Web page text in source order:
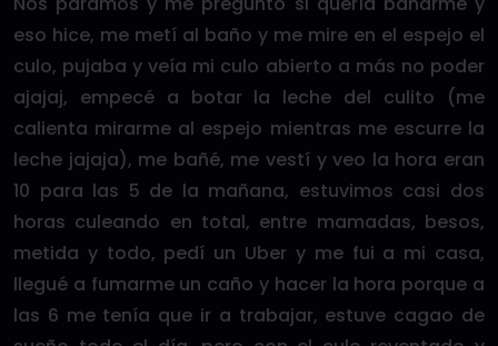
eso hice, me metí al baño y me mire en el espejo el
culo, pujaba y veía mi culo abierto a más no poder
ajajaj, empecé a botar la leche del culito (me
calienta mirarme al espejo mientras me escurre la
leche jajaja), me bañé, me vestí y veo la hora eran
10 para las 5 de la mañana, estuvimos casi dos
horas culeando en total, entre mamadas, besos,
metida y todo, pedí un Uber y me fui a mi casa,
llegué a fumarme un caño y hacer la hora porque a
las 6 me tenía que ir a trabajar, estuve cagao de